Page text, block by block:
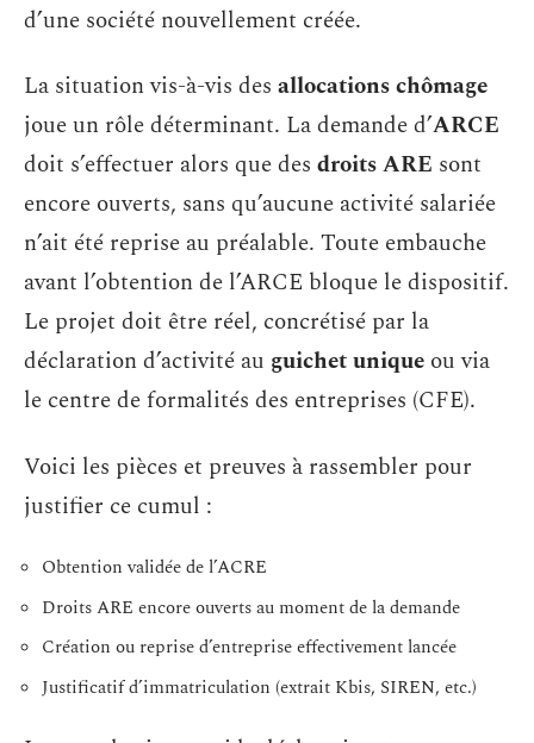
d’une société nouvellement créée.
La situation vis-à-vis des allocations chômage
joue un rôle déterminant. La demande d’ARCE
doit s’effectuer alors que des droits ARE sont
encore ouverts, sans qu’aucune activité salariée
n’ait été reprise au préalable. Toute embauche
avant l’obtention de l’ARCE bloque le dispositif.
Le projet doit être réel, concrétisé par la
déclaration d’activité au guichet unique ou via
le centre de formalités des entreprises (CFE).
Voici les pièces et preuves à rassembler pour
justifier ce cumul :
Obtention validée de l’ACRE
Droits ARE encore ouverts au moment de la demande
Création ou reprise d’entreprise effectivement lancée
Justificatif d’immatriculation (extrait Kbis, SIREN, etc.)